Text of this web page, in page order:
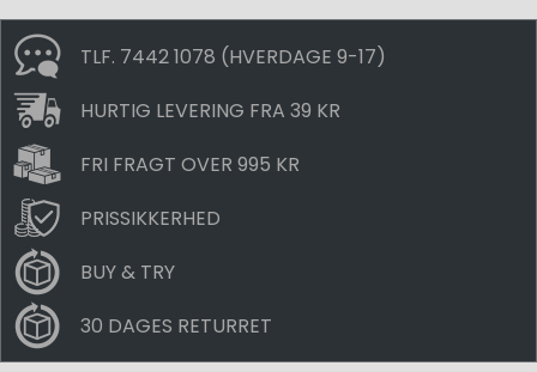
TLF. 7442 1078 (HVERDAGE 9-17)
HURTIG LEVERING FRA 39 KR
FRI FRAGT OVER 995 KR
PRISSIKKERHED
BUY & TRY
30 DAGES RETURRET